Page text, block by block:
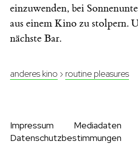
einzuwenden, bei
aus einem Kino zu stolpern.
nächste Bar.
anderes kino › routine pleasures
Impressum
Mediadaten
Datenschutzbestimmungen